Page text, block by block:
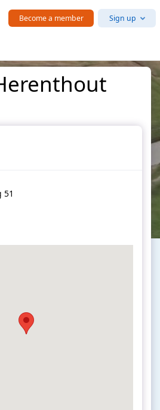
Become a member Sign up
51